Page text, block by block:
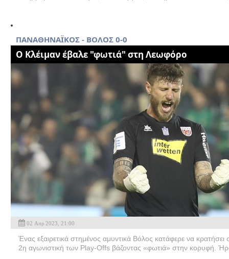
ΠΑΝΑΘΗΝΑΪΚΟΣ - ΒΟΛΟΣ 0-0
Ο Κλέιμαν έβαλε "φωτιά" στη Λεωφόρο
02 Απρ 2023, 21:00
Ένας εξαιρετικά στημένος αμυντικά Βόλος κατάφερε να
2η αγωνιστική των Play-Offs βάζοντας «φωτιά» στην κορυφή.